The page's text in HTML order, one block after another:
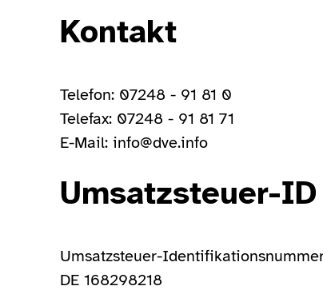
Kontakt
Telefon: 07248 - 91 81 0
Telefax: 07248 - 91 81 71
E-Mail: info@dve.info
Umsatzsteuer-ID
Umsatzsteuer-
DE 168298218